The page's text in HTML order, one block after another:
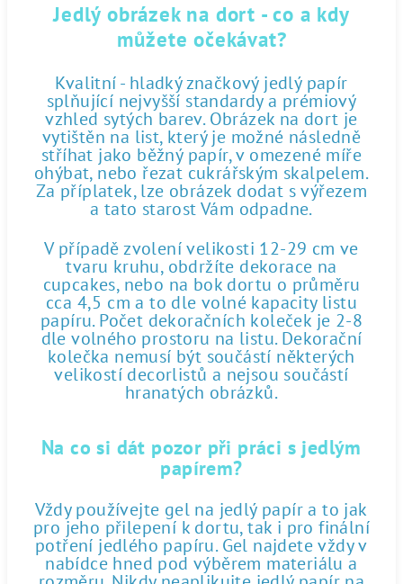
Jedlý obrázek na dort - co a kdy
můžete očekávat?
Kvalitní - hladký značkový jedlý papír
splňující nejvyšší standardy a prémiový
vzhled sytých barev. Obrázek na dort je
vytištěn na list, který je možné následně
stříhat jako běžný papír, v omezené míře
ohýbat, nebo řezat cukrářským skalpelem.
Za příplatek, lze obrázek dodat s výřezem
a tato starost Vám odpadne.
V případě zvolení velikosti 12-29 cm ve
tvaru kruhu, obdržíte dekorace na
cupcakes, nebo na bok dortu o průměru
cca 4,5 cm a to dle volné kapacity listu
papíru. Počet dekoračních koleček je 2-8
dle volného prostoru na listu. Dekorační
kolečka nemusí být součástí některých
velikostí decorlistů a nejsou součástí
hranatých obrázků.
Na co si dát pozor při práci s jedlým
papírem?
Vždy používejte gel na jedlý papír a to jak
pro jeho přilepení k dortu, tak i pro finální
potření jedlého papíru. Gel najdete vždy v
nabídce hned pod výběrem materiálu a